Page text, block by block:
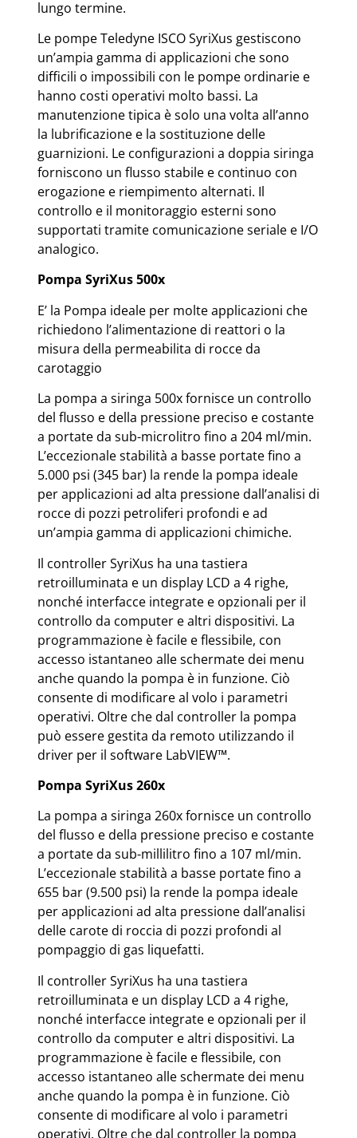
lungo termine.
Le pompe Teledyne ISCO SyriXus gestiscono
un’ampia gamma di applicazioni che sono
difficili o impossibili con le pompe ordinarie e
hanno costi operativi molto bassi. La
manutenzione tipica è solo una volta all’anno
la lubrificazione e la sostituzione delle
guarnizioni. Le configurazioni a doppia siringa
forniscono un flusso stabile e continuo con
erogazione e riempimento alternati. Il
controllo e il monitoraggio esterni sono
supportati tramite comunicazione seriale e I/O
analogico.
Pompa SyriXus 500x
E’ la Pompa ideale per molte applicazioni che
richiedono l’alimentazione di reattori o la
misura della permeabilita di rocce da
carotaggio
La pompa a siringa 500x fornisce un controllo
del flusso e della pressione preciso e costante
a portate da sub-microlitro fino a 204 ml/min.
L’eccezionale stabilità a basse portate fino a
5.000 psi (345 bar) la rende la pompa ideale
per applicazioni ad alta pressione dall’analisi di
rocce di pozzi petroliferi profondi e ad
un’ampia gamma di applicazioni chimiche.
Il controller SyriXus ha una tastiera
retroilluminata e un display LCD a 4 righe,
nonché interfacce integrate e opzionali per il
controllo da computer e altri dispositivi. La
programmazione è facile e flessibile, con
accesso istantaneo alle schermate dei menu
anche quando la pompa è in funzione. Ciò
consente di modificare al volo i parametri
operativi. Oltre che dal controller la pompa
può essere gestita da remoto utilizzando il
driver per il software LabVIEW™.
Pompa SyriXus 260x
La pompa a siringa 260x fornisce un controllo
del flusso e della pressione preciso e costante
a portate da sub-millilitro fino a 107 ml/min.
L’eccezionale stabilità a basse portate fino a
655 bar (9.500 psi) la rende la pompa ideale
per applicazioni ad alta pressione dall’analisi
delle carote di roccia di pozzi profondi al
pompaggio di gas liquefatti.
Il controller SyriXus ha una tastiera
retroilluminata e un display LCD a 4 righe,
nonché interfacce integrate e opzionali per il
controllo da computer e altri dispositivi. La
programmazione è facile e flessibile, con
accesso istantaneo alle schermate dei menu
anche quando la pompa è in funzione. Ciò
consente di modificare al volo i parametri
operativi. Oltre che dal controller la pompa